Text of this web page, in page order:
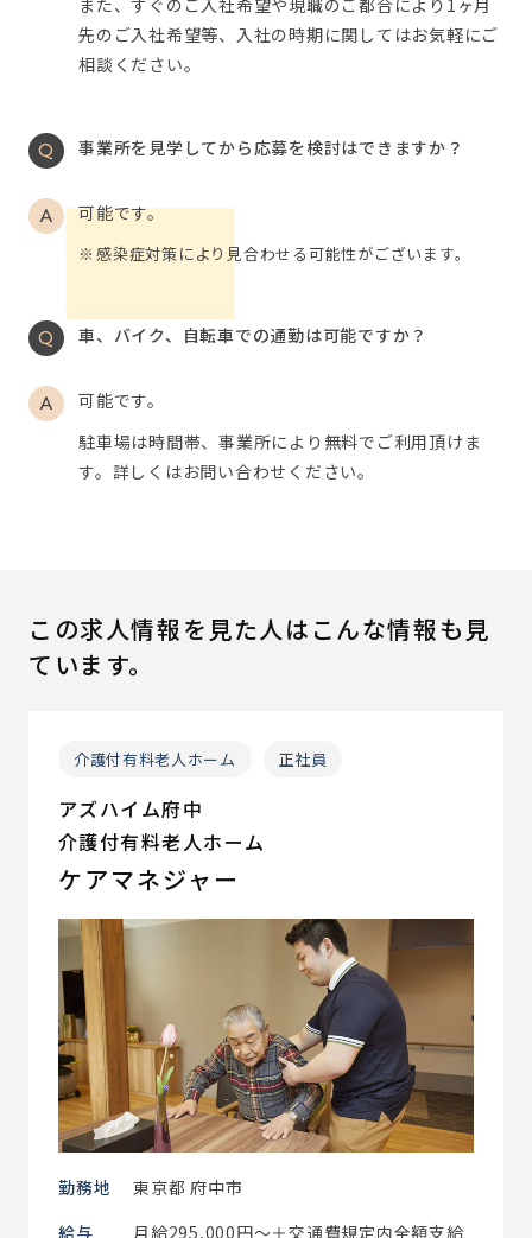
また、すぐのご入社希望や現職のご都合により1ヶ月
先のご入社希望等、入社の時期に関してはお気軽にご
相談ください。
事業所を見学してから応募を検討はできますか？
可能です。
感染症対策により見合わせる可能性がございます。
車、バイク、自転車での通勤は可能ですか？
可能です。
駐車場は時間帯、事業所により無料でご利用頂けま
す。詳しくはお問い合わせください。
この求人情報を見た人はこんな情報も見
ています。
介護付有料老人ホーム 正社員
アズハイム府中
介護付有料老人ホーム
ケアマネジャー
勤務地
東京都 府中市
給与
月給295,000円～＋交通費規定内全額支給